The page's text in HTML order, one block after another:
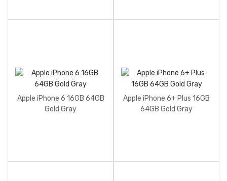
Apple iPhone 6 16GB 64GB
Gold Gray
Apple iPhone 6+ Plus 16GB
64GB Gold Gray